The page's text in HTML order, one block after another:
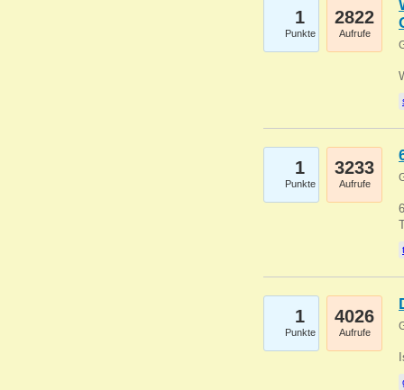
1
Punkte
2822
Aufrufe
1
Punkte
3233
Aufrufe
1
Punkte
4026
Aufrufe